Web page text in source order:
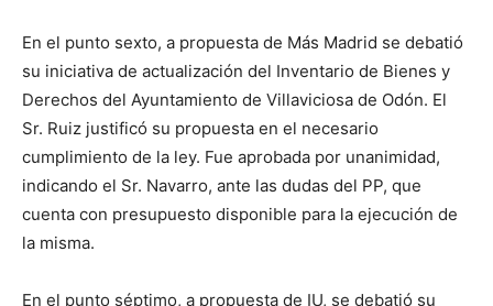
En el punto sexto, a propuesta de Más Madrid se debatió
su iniciativa de actualización del Inventario de Bienes y
Derechos del Ayuntamiento de Villaviciosa de Odón. El
Sr. Ruiz justificó su propuesta en el necesario
cumplimiento de la ley. Fue aprobada por unanimidad,
indicando el Sr. Navarro, ante las dudas del PP, que
cuenta con presupuesto disponible para la ejecución de
la misma.
En el punto séptimo, a propuesta de IU, se debatió su